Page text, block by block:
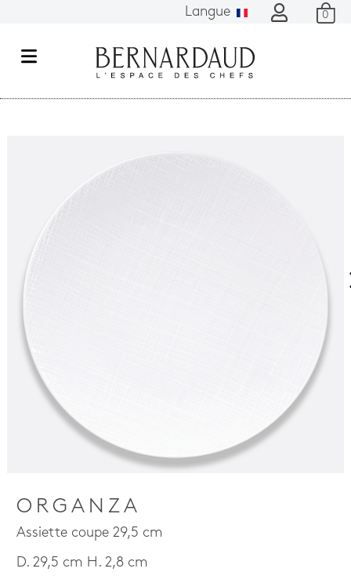
Langue 0
M
ORGANZA
Assiette coupe 29,5 cm
D. 29,5 cm H. 2,8 cm